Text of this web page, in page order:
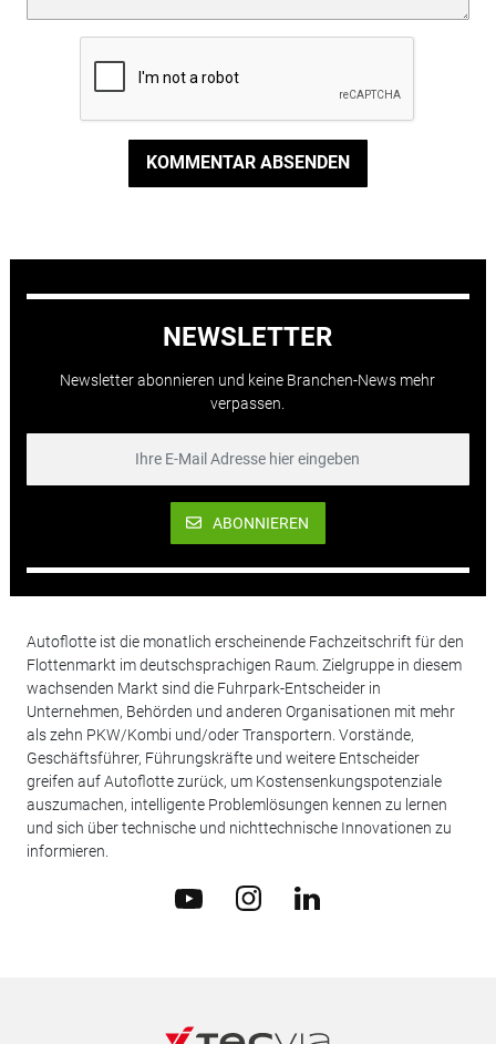
KOMMENTAR ABSENDEN
NEWSLETTER
Newsletter abonnieren und keine Branchen-News mehr
verpassen.
ABONNIEREN
Autoflotte ist die monatlich erscheinende Fachzeitschrift für den
Flottenmarkt im deutschsprachigen Raum. Zielgruppe in diesem
wachsenden Markt sind die Fuhrpark-Entscheider in
Unternehmen, Behörden und anderen Organisationen mit mehr
als zehn PKW/Kombi und/oder Transportern. Vorstände,
Geschäftsführer, Führungskräfte und weitere Entscheider
greifen auf Autoflotte zurück, um Kostensenkungspotenziale
auszumachen, intelligente Problemlösungen kennen zu lernen
und sich über technische und nichttechnische Innovationen zu
informieren.